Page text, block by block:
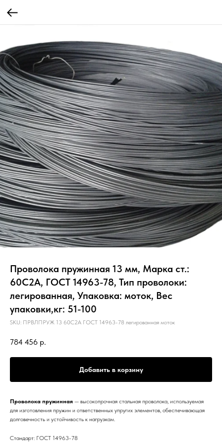
Проволока пружинная 13 мм, Марка ст.:
60С2А, ГОСТ 14963-78, Тип проволоки:
легированная, Упаковка: моток, Вес
упаковки,кг: 51-100
SKU: ПРВЛПРУЖ 13 60С2А ГОСТ 14963-78 легированная моток
784 456 р.
Добавить в корзину
Проволока пружинная — высокопрочная стальная проволока, используемая
для изготовления пружин и ответственных упругих элементов, обеспечивающая
долговечность и устойчивость к нагрузкам.
Стандарт: ГОСТ 14963-78